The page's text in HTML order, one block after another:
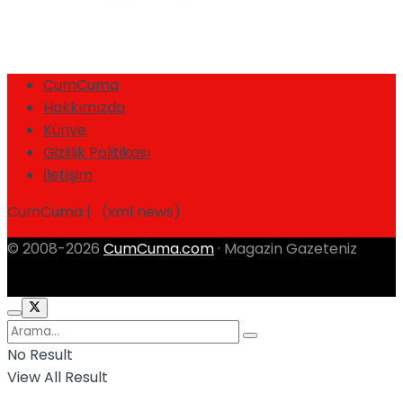
CumCuma
Hakkımızda
Künye
Gizlilik Politikası
İletişim
CumCuma | (xml news)
© 2008-2026 CumCuma.com · Magazin Gazeteniz
No Result
View All Result